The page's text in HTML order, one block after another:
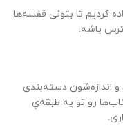
کردیم تا بتونی قفسه‌ها
باشه.
و اندازه‌شون دسته‌بندی
رو تو یه طبقه‌یِ